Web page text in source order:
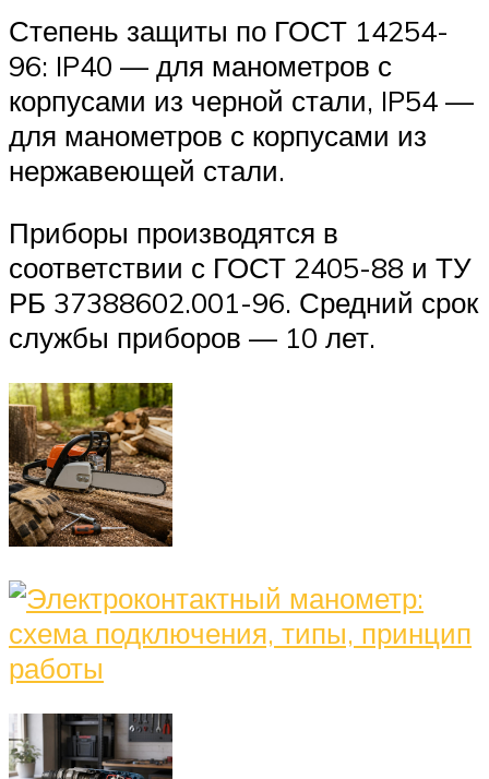
Степень защиты по ГОСТ 14254-
96: IP40 — для манометров с
корпусами из черной стали, IP54 —
для манометров с корпусами из
нержавеющей стали.
Приборы производятся в
соответствии с ГОСТ 2405-88 и ТУ
РБ 37388602.001-96. Средний срок
службы приборов — 10 лет.